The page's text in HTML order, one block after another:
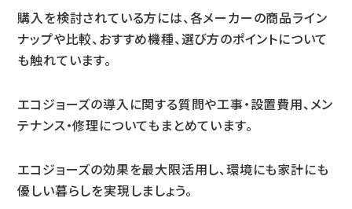
購入を検討されている方には、各メーカーの商品ライン
ナップや比較、おすすめ機種、選び方のポイントについて
も触れています。
エコジョーズの導入に関する質問や工事・設置費用、メン
テナンス・修理についてもまとめています。
エコジョーズの効果を最大限活用し、環境にも家計にも
優しい暮らしを実現しましょう。